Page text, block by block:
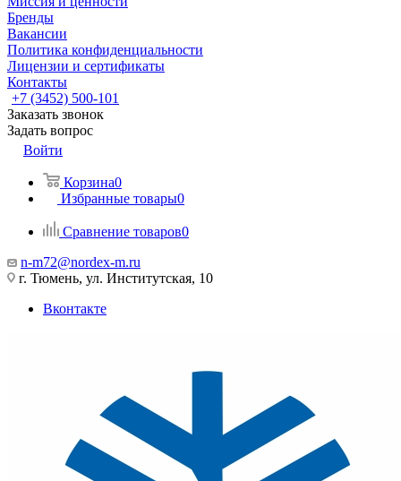
Бренды
Вакансии
Политика конфиденциальности
Лицензии и сертификаты
Контакты
+7 (3452) 500-101
Заказать звонок
Задать вопрос
Войти
Корзина0
Избранные товары0
Сравнение товаров0
n-m72@nordex-m.ru
г. Тюмень, ул. Институтская, 10
Вконтакте